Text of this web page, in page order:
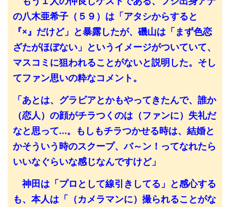
の八木亜希子（５９）は「アタシからすると
『×』だけど」と暴露したが、磯山は「まず色恋
ざたがほぼない」というイメージがついていて、
マスコミに狙われることがないと説明した。そし
てファン思いの粋なコメント。
「あとは、グラビアとかもやってきたんで、誰か
（恋人）の顔がチラつくのは（ファンに）失礼だ
なと思って…。もしもチラつかせる時は、結婚と
かそういう時のスクープ、バ～ン！ってなれたら
いいなぐらいな感じなんですけど」
神田は「プロとして線引きしてる」と感心する
も、本人は「（カメラマンに）撮られることがな